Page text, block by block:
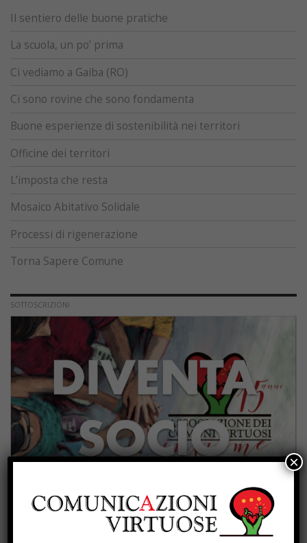
Il sentiero delle buone pratiche
La scuola, un po’ prima
Ci vediamo a Gaiba (RO)
Ci sono rovine che sono fondamenta
Buone esperienze di sostenibilità nei territori
Officine dei territori
L’imposta che resta
Mosaico Abitativo Solidale
Processi di rigenerazione
Torna Sapere Comune
SOTTOSCRIZIONI
×